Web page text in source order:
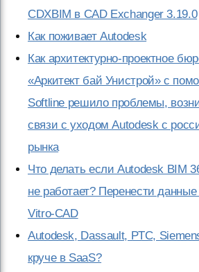
CDXBIM в CAD Exchanger 3.19.0
Как поживает Autodesk
Как архитектурно-проектное
«Аркитект бай Унистрой» с
Softline решило проблемы,
связи с уходом Autodesk с
рынка
Что делать если Autodesk BIM
не работает? Перенести данные
Vitro-CAD
Autodesk, Dassault, PTC,
круче в SaaS?